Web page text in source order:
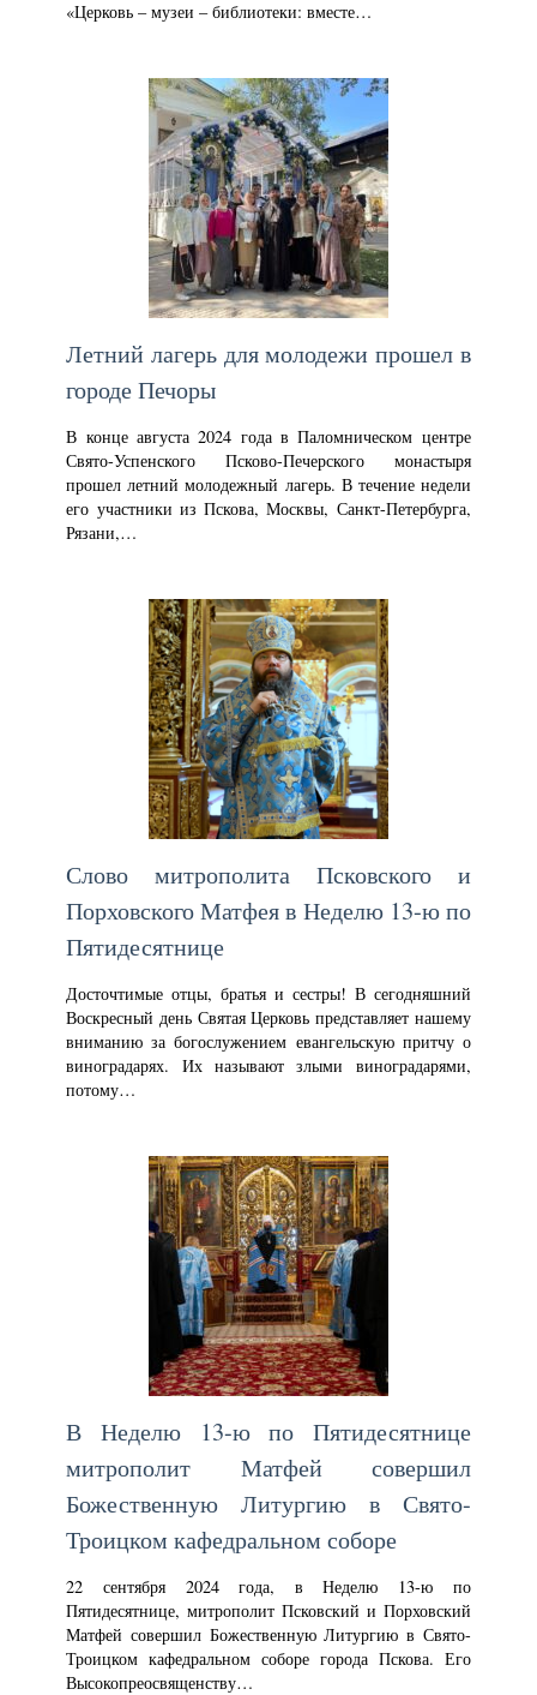
«Церковь – музеи – библиотеки: вместе…
Летний лагерь для молодежи прошел в
городе Печоры
В конце августа 2024 года в Паломническом центре
Свято-Успенского Псково-Печерского монастыря
прошел летний молодежный лагерь. В течение недели
его участники из Пскова, Москвы, Санкт-Петербурга,
Рязани,…
Слово митрополита Псковского и
Порховского Матфея в Неделю 13-ю по
Пятидесятнице
Досточтимые отцы, братья и сестры! В сегодняшний
Воскресный день Святая Церковь представляет нашему
вниманию за богослужением евангельскую притчу о
виноградарях. Их называют злыми виноградарями,
потому…
В Неделю 13-ю по Пятидесятнице
митрополит Матфей совершил
Божественную Литургию в Свято-
Троицком кафедральном соборе
22 сентября 2024 года, в Неделю 13-ю по
Пятидесятнице, митрополит Псковский и Порховский
Матфей совершил Божественную Литургию в Свято-
Троицком кафедральном соборе города Пскова. Его
Высокопреосвященству…